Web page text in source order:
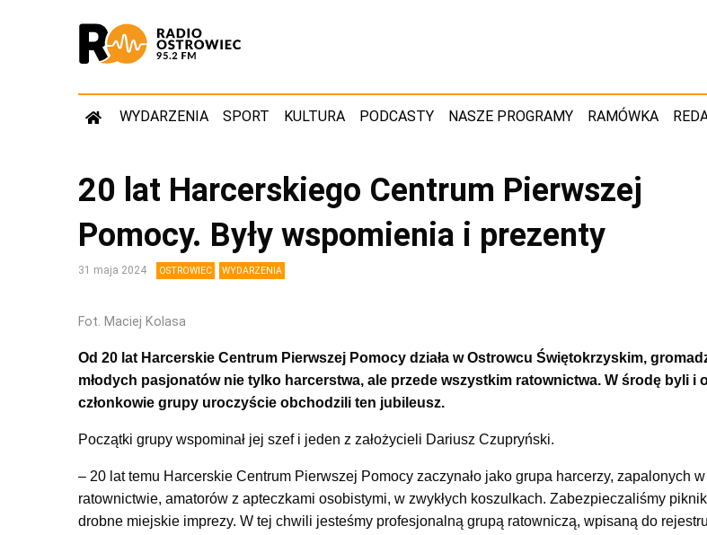
WYDARZENIA SPORT KULTURA PODCASTY NASZE PROGRAMY RAMÓWKA
20 lat Harcerskiego Centrum Pierwszej
Pomocy. Były wspomienia i prezenty
31 maja 2024 OSTROWIEC WYDARZENIA
Fot. Maciej Kolasa
Od 20 lat Harcerskie Centrum Pierwszej Pomocy działa w Ostrowcu Świętokrzyskim,
młodych pasjonatów nie tylko harcerstwa, ale przede wszystkim ratownictwa. W środę byli i
członkowie grupy uroczyście obchodzili ten jubileusz.
Początki grupy wspominał jej szef i jeden z założycieli Dariusz Czupryński.
– 20 lat temu Harcerskie Centrum Pierwszej Pomocy zaczynało jako grupa harcerzy, zapalonych w
ratownictwie, amatorów z apteczkami osobistymi, w zwykłych koszulkach. Zabezpieczaliśmy
drobne miejskie imprezy. W tej chwili jesteśmy profesjonalną grupą ratowniczą, wpisaną do rejestru